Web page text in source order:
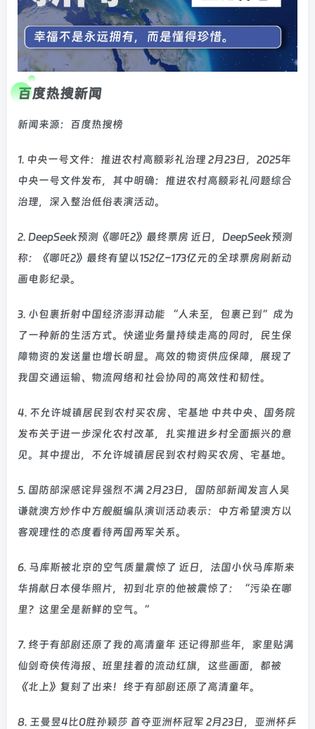
百度热搜新闻
新闻来源：百度热搜榜
1. 中央一号文件：推进农村高额彩礼治理 2月23日，2025年
中央一号文件发布，其中明确：推进农村高额彩礼问题综合
治理，深入整治低俗表演活动。
2. DeepSeek预测《哪吒2》最终票房 近日，DeepSeek预测
称：《哪吒2》最终有望以152亿–173亿元的全球票房刷新动
画电影纪录。
3. 小包裹折射中国经济澎湃动能 “人未至，包裹已到”成为
了一种新的生活方式。快递业务量持续走高的同时，民生保
障物资的发送量也增长明显。高效的物资供应保障，展现了
我国交通运输、物流网络和社会协同的高效性和韧性。
4. 不允许城镇居民到农村买农房、宅基地 中共中央、国务院
发布关于进一步深化农村改革，扎实推进乡村全面振兴的意
见。其中提出，不允许城镇居民到农村购买农房、宅基地。
5. 国防部深感诧异强烈不满 2月23日，国防部新闻发言人吴
谦就澳方炒作中方舰艇编队演训活动表示：中方希望澳方以
客观理性的态度看待两国两军关系。
6. 马库斯被北京的空气质量震惊了 近日，法国小伙马库斯来
华捐献日本侵华照片，初到北京的他被震惊了：“污染在哪
里？这里全是新鲜的空气。”
7. 终于有部剧还原了我的高清童年 还记得那些年，家里贴满
仙剑奇侠传海报、班里挂着的流动红旗，这些画面，都被
《北上》复刻了出来！终于有部剧还原了高清童年。
8. 王曼昱4比0胜孙颖莎 首夺亚洲杯冠军 2月23日，亚洲杯乒